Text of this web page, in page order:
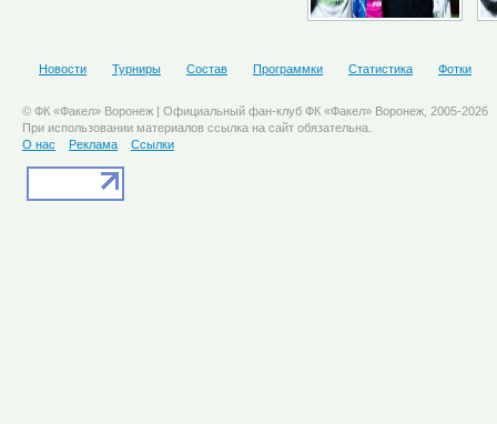
Новости Турниры Состав Программки Статистика Фотки
© ФК «Факел» Воронеж | Официальный фан-клуб ФК «Факел» Воронеж, 2005-2026
При использовании материалов ссылка на сайт обязательна.
О нас
Реклама Ссылки